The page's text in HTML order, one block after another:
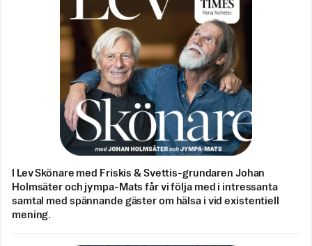
I Lev Skönare med Friskis & Svettis-grundaren Johan
Holmsäter och jympa-Mats får vi följa med i intressanta
samtal med spännande gäster om hälsa i vid existentiell
mening.